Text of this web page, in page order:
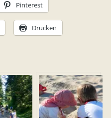
Pinterest
Drucken